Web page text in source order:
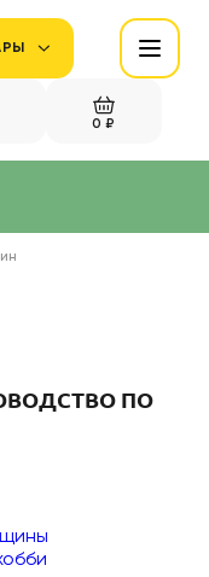
0 ₽
ПО